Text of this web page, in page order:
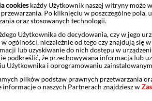
bez ochrony kapitału w PLN: Roczny
z pełną ochroną kapitału w dniu
Entertainment SA z Ochroną Kapitału
cookies każdy Użytkownik naszej witryny może
Po kliknięciu w poszczególne pola,
oraz stosowanych technologii.
Użytkownika do decydowania, czy w jego
ogólności, niezależnie od tego czy znajdują się
lub uzyskiwanie do nich dostępu w
podkreślić, że przechowywana informacja lub
Użytkownika i oprogramowaniu
plików podstaw prawnych przetwarzania
informacje o naszych Partnerach znajdziesz w